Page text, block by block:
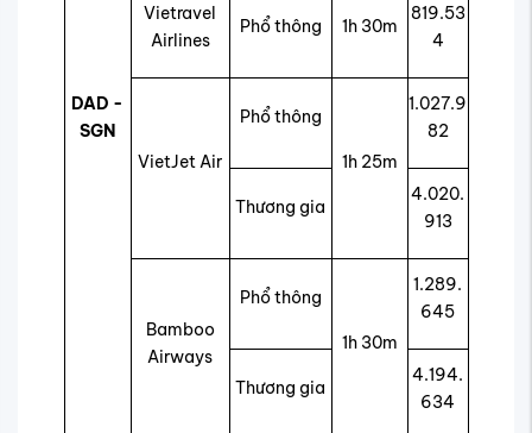
DAD -
SGN
Vietravel
Airlines
Phổ thông 1h 30m
819.53
4
VietJet Air
Phổ thông
1h 25m
1.027.9
82
Thương gia
4.020.
913
Bamboo
Airways
Phổ thông
1h 30m
1.289.
645
Thương gia
4.194.
634